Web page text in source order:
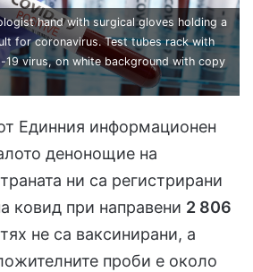
hand with surgical gloves holding a
for coronavirus. Test tubes rack with
virus, on white background with copy
Единния информационен
денонощие на
ни са регистрирани
ковид при направени 2 806
не са ваксинирани, а
проби е около